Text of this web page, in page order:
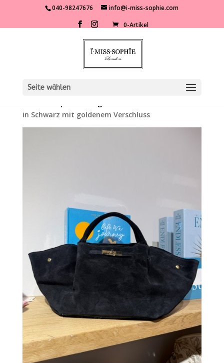
040-98247676 info@i-miss-sophie.com
0-Artikel
Seite wählen
in Schwarz mit goldenem Verschluss